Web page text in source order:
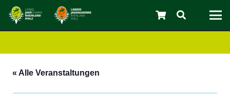
« Alle Veranstaltungen